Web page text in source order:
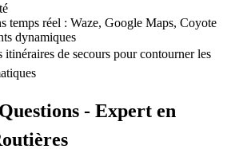
temps réel : Waze, Google Maps, Coyote
dynamiques
itinéraires de secours pour contourner les
- Expert en